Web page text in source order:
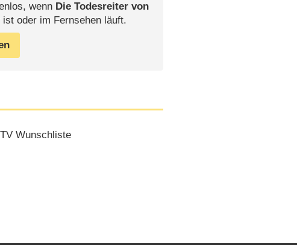
wenn Die Todesreiter von
oder im Fernsehen läuft.
Wunschliste